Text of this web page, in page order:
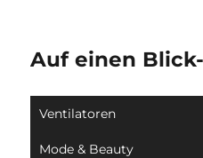
Auf einen
Ventilatoren
Mode & Beauty